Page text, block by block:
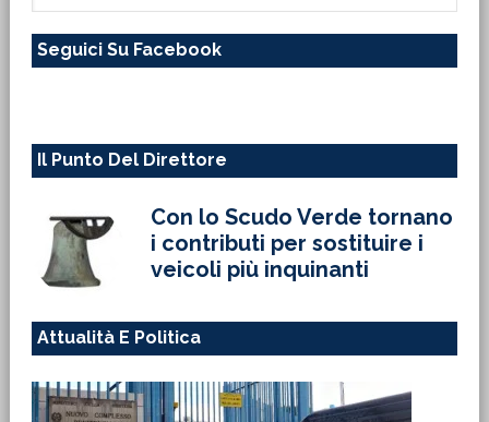
sito
Seguici Su Facebook
Il Punto Del Direttore
Con lo Scudo Verde tornano
i contributi per sostituire i
veicoli più inquinanti
Attualità E Politica